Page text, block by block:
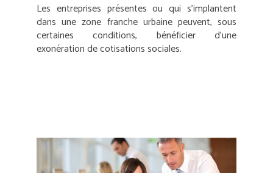
Les entreprises présentes ou qui s’implantent
dans une zone franche urbaine peuvent, sous
certaines conditions, bénéficier d’une
exonération de cotisations sociales.